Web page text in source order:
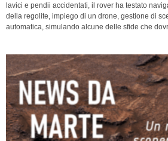
lavici e pendii accidentati, il rover ha testato
della regolite, impiego di un drone, gestione di
automatica, simulando alcune delle sfide che